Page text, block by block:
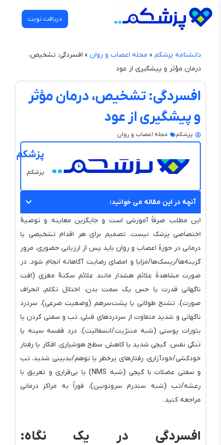
دریافت نوبت
دانشنامه پزشکم » مجله اعصاب و روان » افسردگی: تشخیص،
درمان مؤثر و پیشگیری از عود
افسردگی: تشخیص، درمان مؤثر
و پیشگیری از عود
پزشکم مجله اعصاب و روان
پزشکم
پزشکم
آنچه در این مقاله می خوانید:
این مطلب صرفاً آموزشی است و جایگزین معاینه و توصیهٔ
اختصاصی پزشک نیست. تصمیم برای هر اقدام تشخیصی یا
درمانی در حوزهٔ اعصاب و روان باید پس از ارزیابی حضوری، مرور
گزینه‌ها/ریسک‌ها/مزایا و امضای رضایت آگاهانه انجام شود. در
صورت مشاهدهٔ علائم هشدار مانند علائم سکتهٔ مغزی (افت
ناگهانی قدرت یا حس یک سمت بدن، اختلال تکلم, انحراف
صورت)، تشنج طولانی یا پشت‌سرهم (وضعیت صرعی)، سردرد
ناگهانی و شدید متفاوت از سردردهای قبلی، تب و سفتی گردن یا
بثورات پوستی (شبه مننژیت/انسفالیت)، درد قفسه سینه یا
تنگی نفس، گیجی شدید یا کاهش سطح هوشیاری، افکار یا رفتار
خودکشی/خودآزاری، رفتارهای پرخطر یا توهم/بدبینی شدید، تب
و سفتی عضلات با گیجی (شبه NMS) یا بی‌قراری و تعریق با
رعشه/تب (شبه سندرم سروتونین)، فوراً به مراکز درمانی
مراجعه کنید.
افسردگی در یک نگاه: